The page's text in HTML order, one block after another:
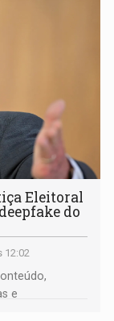
Eleitoral
do
12:02
e